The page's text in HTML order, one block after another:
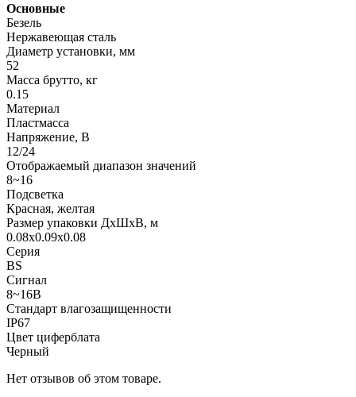
Основные
Безель
Нержавеющая сталь
Диаметр установки, мм
52
Масса брутто, кг
0.15
Материал
Пластмасса
Напряжение, В
12/24
Отображаемый диапазон значений
8~16
Подсветка
Красная, желтая
Размер упаковки ДхШхВ, м
0.08x0.09x0.08
Серия
BS
Сигнал
8~16В
Стандарт влагозащищенности
IP67
Цвет циферблата
Черный
Нет отзывов об этом товаре.